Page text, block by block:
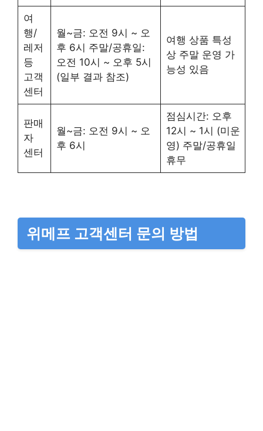
여
행/
레저
등
고객
센터
월~금: 오전 9시 ~ 오
후 6시 주말/공휴일:
오전 10시 ~ 오후 5시
(일부 결과 참조)
여행 상품 특성
상 주말 운영 가
능성 있음
판매
자
센터
월~금: 오전 9시 ~ 오
후 6시
점심시간: 오후
12시 ~ 1시 (미운
영) 주말/공휴일
휴무
위메프 고객센터 문의 방법